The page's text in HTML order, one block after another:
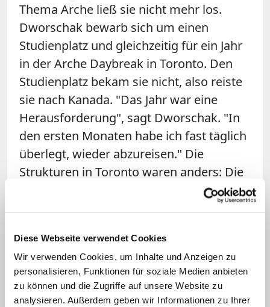
Diese Webseite verwendet Cookies
Wir verwenden Cookies, um Inhalte und Anzeigen zu
personalisieren, Funktionen für soziale Medien anbieten
zu können und die Zugriffe auf unsere Website zu
analysieren. Außerdem geben wir Informationen zu Ihrer
Thema Arche ließ sie nicht mehr los.
Dworschak bewarb sich um einen
Studienplatz und gleichzeitig für ein Jahr
in der Arche Daybreak in Toronto. Den
Studienplatz bekam sie nicht, also reiste
sie nach Kanada. "Das Jahr war eine
Herausforderung", sagt Dworschak. "In
den ersten Monaten habe ich fast täglich
überlegt, wieder abzureisen." Die
Strukturen in Toronto waren anders: Die
Bewohner verteilten sich auf neun
Zeit allein, las viel. In Toronto betreute sie
eine Frau, die mehrfach
schwerstbehindert war und nicht
sprechen konnte. "Es hat Zeit und Muße